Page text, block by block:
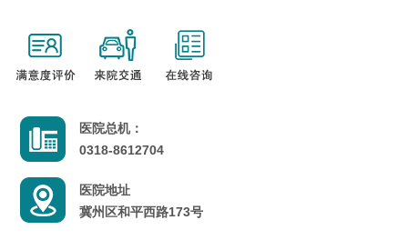
医院地址
冀州区和平西路173号
医院总机：
0318-8612704